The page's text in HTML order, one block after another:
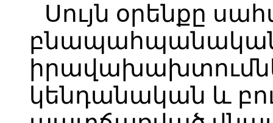
Սույն օրենքը
կենդանական և